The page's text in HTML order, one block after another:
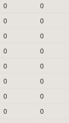
0
0
0
0
0
0
0
0
0
0
0
0
0
0
0
0